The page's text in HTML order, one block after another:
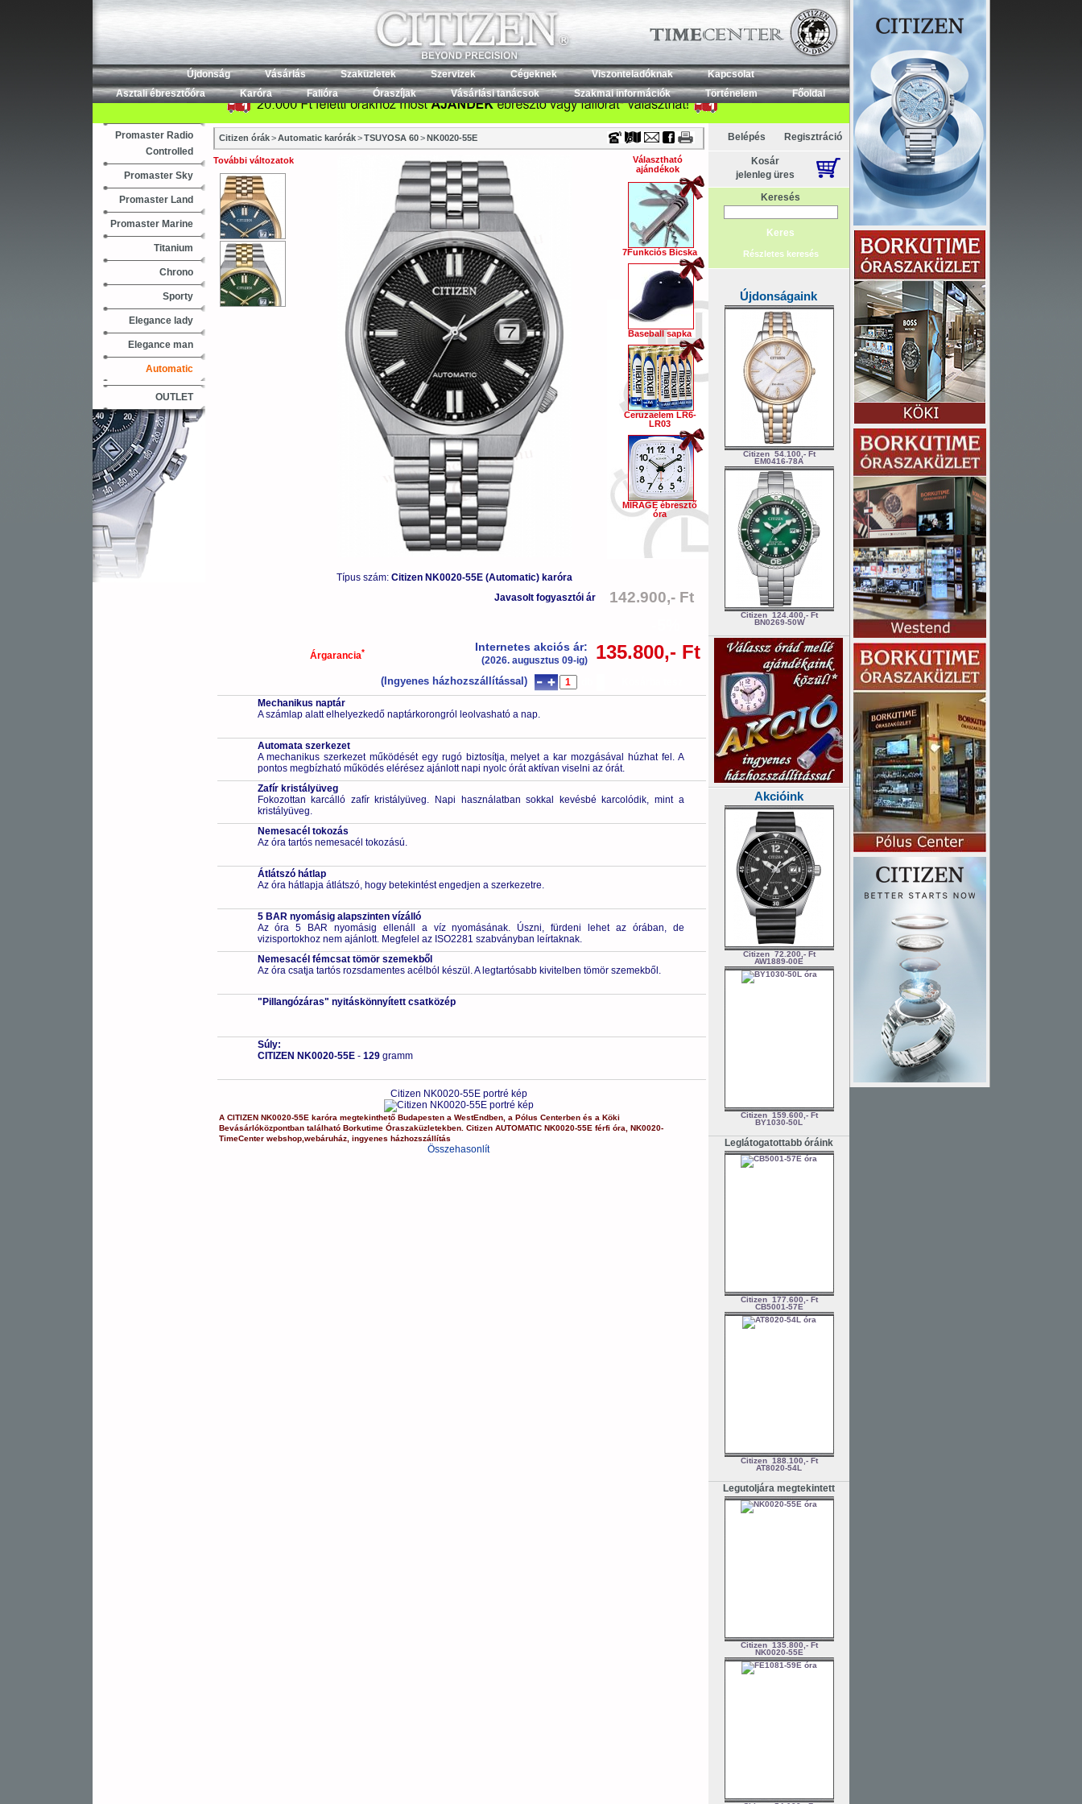
Timecenter
Újdonság Vásárlás Szaküzletek Szervizek Cégeknek Viszonteladóknak
Kapcsolat
Asztali ébresztőóra
Karóra Falióra Óraszíjak Vásárlási tanácsok Szakmai információk Történelem Főoldal
Promaster Radio
Controlled
Promaster Sky
Promaster Land
Promaster Marine
Titanium
Chrono
Sporty
Elegance lady
Elegance man
Automatic
OUTLET
Citizen órák > Automatic karórák > TSUYOSA 60 > NK0020-55E
További változatok
Típus szám: Citizen NK0020-55E (Automatic) karóra
Választható
ajándékok
7Funkciós Bicska
Baseball sapka
Ceruzaelem LR6-
LR03
MIRAGE ébresztő
óra
Javasolt fogyasztói ár 142.900,- Ft
Árgarancia* Internetes akciós ár:
(2026. augusztus 09-ig) 135.800,- Ft
(Ingyenes házhozszállítással)
Mechanikus naptár
A számlap alatt elhelyezkedő naptárkorongról leolvasható a nap.
Automata szerkezet
A mechanikus szerkezet működését egy rugó biztosítja, melyet a kar mozgásával húzhat fel. A
pontos megbízható működés elérésez ajánlott napi nyolc órát aktívan viselni az órát.
Zafír kristályüveg
Fokozottan karcálló zafír kristályüveg. Napi használatban sokkal kevésbé karcolódik, mint a
kristályüveg.
Nemesacél tokozás
Az óra tartós nemesacél tokozású.
Átlátszó hátlap
Az óra hátlapja átlátszó, hogy betekintést engedjen a szerkezetre.
5 BAR nyomásig alapszinten vízálló
Az óra 5 BAR nyomásig ellenáll a víz nyomásának. Úszni, fürdeni lehet az órában, de
vizisportokhoz nem ajánlott. Megfelel az ISO2281 szabványban leírtaknak.
Nemesacél fémcsat tömör szemekből
Az óra csatja tartós rozsdamentes acélból készül. A legtartósabb kivitelben tömör szemekből.
"Pillangózáras" nyitáskönnyített csatközép
Súly:
CITIZEN NK0020-55E- 129 gramm
Citizen NK0020-55E portré kép
A CITIZEN NK0020-55E karóra megtekinthető Budapesten a WestEndben, a Pólus Centerbenés a Köki
Bevásárlóközpontbantalálható Borkutime Óraszaküzletekben. Citizen AUTOMATIC NK0020-55E férfi óra
NK0020-
TimeCenter webshop, webáruház, ingyenes házhozszállítás
Összehasonlít
Belépés Regisztráció
Kosár
jelenleg üres
Keresés
Részletes keresés
Újdonságaink
Citizen 54.100,- Ft
EM0416-78A
Citizen 124.400,- Ft
BN0269-50W
Akcióink
Citizen 72.200,- Ft
AW1889-00E
Citizen 159.600,- Ft
BY1030-50L
Leglátogatottabb óráink
Citizen 177.600,- Ft
CB5001-57E
Citizen 188.100,- Ft
AT8020-54L
Legutoljára megtekintett
Citizen 135.800,- Ft
NK0020-55E